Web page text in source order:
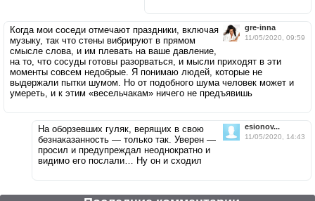
gre-inna
11/05/2020, 09:59
Когда мои соседи отмечают праздники, включая
музыку, так что стены вибрируют в прямом
смысле слова, и им плевать на ваше давление,
на то, что сосуды готовы разорваться, и мысли приходят в эти
моменты совсем недобрые. Я понимаю людей, которые не
выдержали пытки шумом. Но от подобного шума человек может и
умереть, и к этим «весельчакам» ничего не предъявишь
esionov...
11/05/2020, 14:43
На оборзевших гуляк, верящих в свою
безнаказанность — только так. Уверен —
просил и предупреждал неоднократно и
видимо его послали… Ну он и сходил